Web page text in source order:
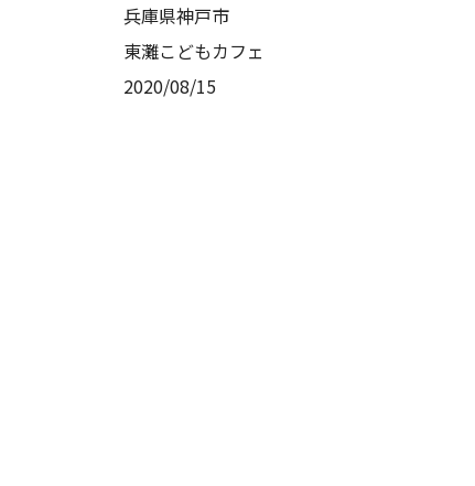
兵庫県神戸市
東灘こどもカフェ
2020/08/15